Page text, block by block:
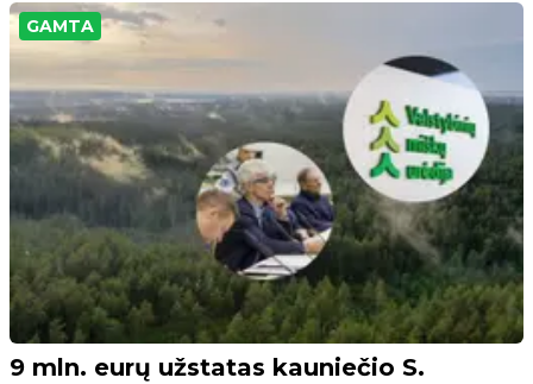
GAMTA
9 mln. eurų užstatas kauniečio S.